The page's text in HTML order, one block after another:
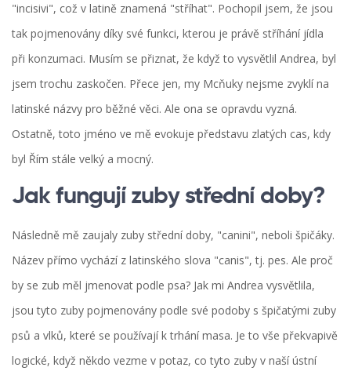
"incisivi", což v latině znamená "stříhat". Pochopil jsem, že jsou
tak pojmenovány díky své funkci, kterou je právě stříhání jídla
při konzumaci. Musím se přiznat, že když to vysvětlil Andrea, byl
jsem trochu zaskočen. Přece jen, my Mcňuky nejsme zvyklí na
latinské názvy pro běžné věci. Ale ona se opravdu vyzná.
Ostatně, toto jméno ve mě evokuje představu zlatých cas, kdy
byl Řím stále velký a mocný.
Jak fungují zuby střední doby?
Následně mě zaujaly zuby střední doby, "canini", neboli špičáky.
Název přímo vychází z latinského slova "canis", tj. pes. Ale proč
by se zub měl jmenovat podle psa? Jak mi Andrea vysvětlila,
jsou tyto zuby pojmenovány podle své podoby s špičatými zuby
psů a vlků, které se používají k trhání masa. Je to vše překvapivě
logické, když někdo vezme v potaz, co tyto zuby v naší ústní